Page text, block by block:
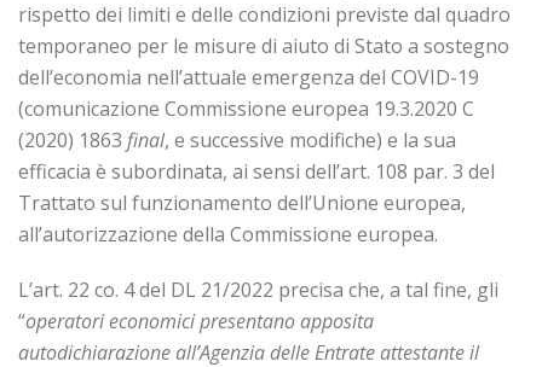
rispetto dei limiti e delle condizioni previste dal quadro
temporaneo per le misure di aiuto di Stato a sostegno
dell’economia nell’attuale emergenza del COVID-19
(comunicazione Commissione europea 19.3.2020 C
(2020) 1863 final, e successive modifiche) e la sua
efficacia è subordinata, ai sensi dell’art. 108 par. 3 del
Trattato sul funzionamento dell’Unione europea,
all’autorizzazione della Commissione europea.
L’art. 22 co. 4 del DL 21/2022 precisa che, a tal fine, gli
“operatori economici presentano apposita
autodichiarazione all’Agenzia delle Entrate attestante il